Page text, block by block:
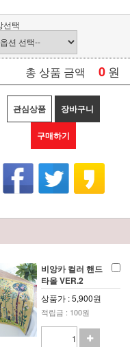
선택
총 상품 금액 0 원
관심상품 장바구니
구매하기
비앙카 컬러 핸드
타올 VER.2
상품가 : 5,900원
적립금 : 100원